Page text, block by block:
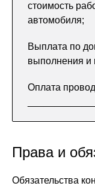
стоимость
автомобиля;
Выплата по
выполнения и
Оплата
Права и
Обязательства